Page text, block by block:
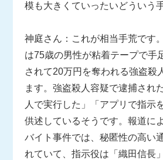
模も大きくていったいどういう
神庭さん：これが相当手荒です
は75歳の男性が粘着テープで手
されて20万円を奪われる強盗殺
ます。強盗殺人容疑で逮捕され
人で実行した」「アプリで指示
供述しているそうです。報道に
バイト事件では、秘匿性の高い
れていて、指示役は「織田信長